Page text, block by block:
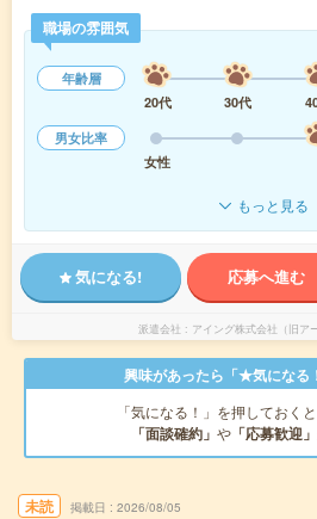
職場の雰囲気
年齢層
20代
30代
男女比率
女性
もっと見る
気になる! 応募へ進む
派遣会社 アイング株式会社（旧ア
興味があったら「★気になる
「気になる！」を押しておく
「面談確約」 や 「応募歓迎」
未読 掲載日 2026/08/05